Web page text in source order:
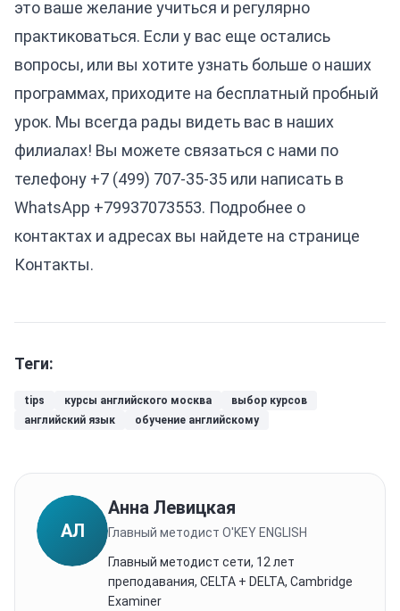
это ваше желание учиться и регулярно
практиковаться. Если у вас еще остались
вопросы, или вы хотите узнать больше о наших
программах, приходите на бесплатный пробный
урок. Мы всегда рады видеть вас в наших
филиалах! Вы можете связаться с нами по
телефону +7 (499) 707-35-35 или написать в
WhatsApp +79937073553. Подробнее о
контактах и адресах вы найдете на странице
Контакты.
Теги:
tips курсы английского москва
выбор курсов
английский язык
обучение английскому
АЛ
Анна Левицкая
Главный методист O'KEY ENGLISH
Главный методист сети, 12 лет
преподавания, CELTA + DELTA, Cambridge
Examiner